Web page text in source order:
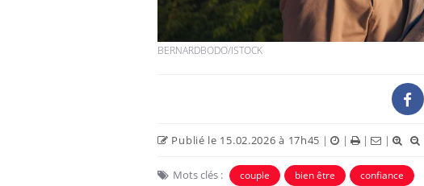
BERNARDBODO/ISTOCK
Publié le 15.02.2026 à 17h45 | | | |
Mots clés : couple bien être confiance